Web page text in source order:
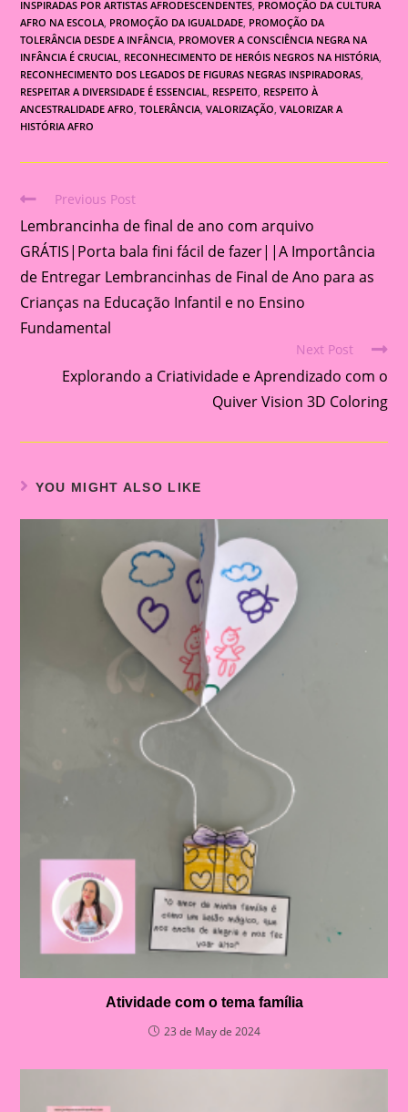
INSPIRADAS POR ARTISTAS AFRODESCENDENTES, PROMOÇÃO DA CULTURA
AFRO NA ESCOLA, PROMOÇÃO DA IGUALDADE, PROMOÇÃO DA
TOLERÂNCIA DESDE A INFÂNCIA, PROMOVER A CONSCIÊNCIA NEGRA NA
INFÂNCIA É CRUCIAL, RECONHECIMENTO DE HERÓIS NEGROS NA HISTÓRIA,
RECONHECIMENTO DOS LEGADOS DE FIGURAS NEGRAS INSPIRADORAS,
RESPEITAR A DIVERSIDADE É ESSENCIAL, RESPEITO, RESPEITO À
ANCESTRALIDADE AFRO, TOLERÂNCIA, VALORIZAÇÃO, VALORIZAR A
HISTÓRIA AFRO
Read
more
articles
Previous Post
Lembrancinha de final de ano com arquivo
GRÁTIS|Porta bala fini fácil de fazer||A Importância
de Entregar Lembrancinhas de Final de Ano para as
Crianças na Educação Infantil e no Ensino
Fundamental
Next Post
Explorando a Criatividade e Aprendizado com o
Quiver Vision 3D Coloring
YOU MIGHT ALSO LIKE
Atividade com o tema família
23 de May de 2024